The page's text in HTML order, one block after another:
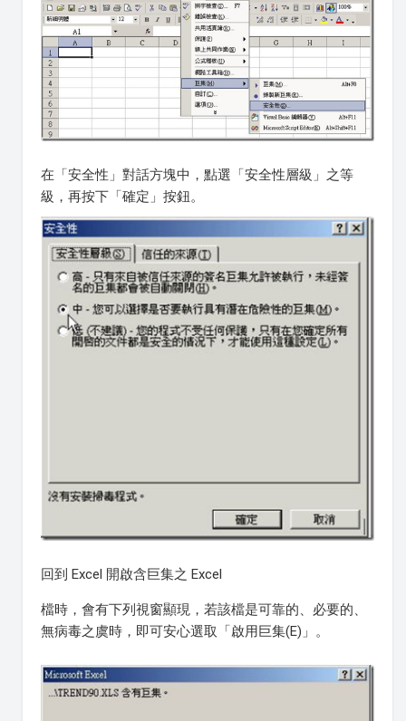
在「安全性」對話方塊中，點選「安全性層級」之等
級，再按下「確定」按鈕。
回到 Excel 開啟含巨集之 Excel
檔時，會有下列視窗顯現，若該檔是可靠的、必要的、
無病毒之虞時，即可安心選取「啟用巨集(E)」。